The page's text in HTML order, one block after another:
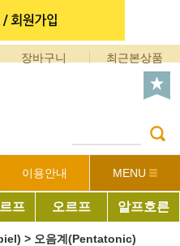
장바구니 최근본상품
이용안내 MENU
프 오르프 알프호른
> 오음계(Pentatonic)